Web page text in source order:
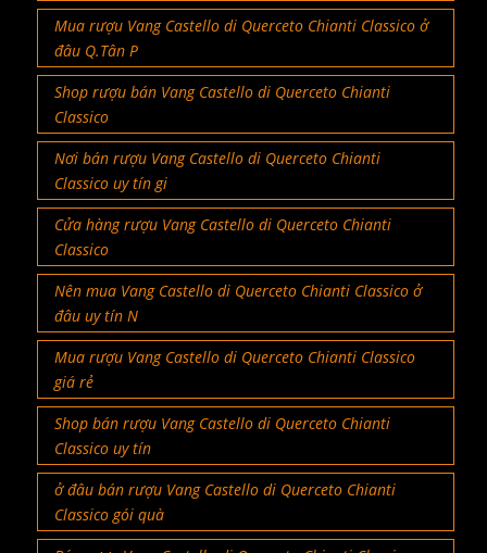
Mua rượu Vang Castello di Querceto Chianti Classico ở
đâu Q.Tân P
Shop rượu bán Vang Castello di Querceto Chianti
Classico
Nơi bán rượu Vang Castello di Querceto Chianti
Classico uy tín gi
Cửa hàng rượu Vang Castello di Querceto Chianti
Classico
Nên mua Vang Castello di Querceto Chianti Classico ở
đâu uy tín N
Mua rượu Vang Castello di Querceto Chianti Classico
giá rẻ
Shop bán rượu Vang Castello di Querceto Chianti
Classico uy tín
ở đâu bán rượu Vang Castello di Querceto Chianti
Classico gói quà